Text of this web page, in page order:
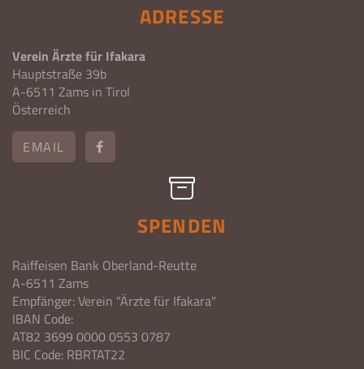
ADRESSE
Verein Ärzte für Ifakara
Hauptstraße 39b
A-6511 Zams in Tirol
Österreich
EMAIL
SPENDEN
Raiffeisen Bank Oberland-Reutte
A-6511 Zams
Empfänger: Verein "Ärzte für Ifakara"
IBAN Code:
AT82 3699 0000 0553 0787
BIC Code: RBRTAT22